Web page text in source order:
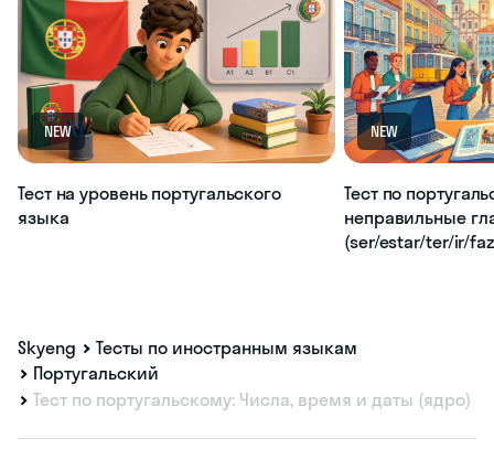
NEW
Тест на уровень португальского
языка
NEW
Тест по
неправильные
(ser/estar/ter/ir/
Skyeng
Тесты по иностранным языкам
Португальский
Тест по португальскому: Числа, время и даты (ядро)